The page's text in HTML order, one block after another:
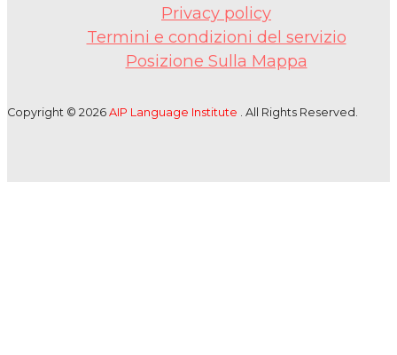
Privacy policy
Termini e condizioni del servizio
Posizione Sulla Mappa
Copyright © 2026 AIP Language Institute . All Rights Reserved.